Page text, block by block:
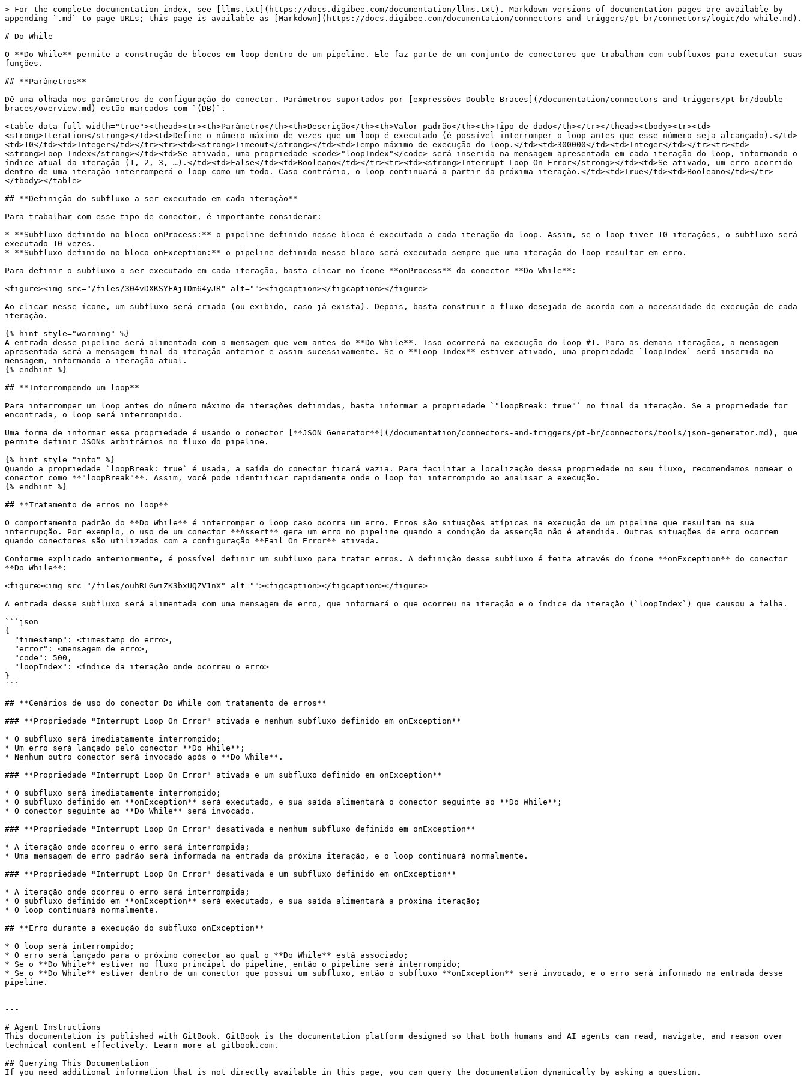
> For the complete documentation index, see [llms.txt](https://docs.digibee.com/documentation/llms.txt). Markdown versions of documentation pages are available by
appending `.md` to page URLs; this page is available as [Markdown](https://docs.digibee.com/documentation/connectors-and-triggers/pt-br/connectors/logic/do-while.md).
# Do While
O **Do While** permite a construção de blocos em loop dentro de um pipeline. Ele faz parte de um conjunto de conectores que trabalham com subfluxos para executar suas
funções.
## **Parâmetros**
Dê uma olhada nos parâmetros de configuração do conector. Parâmetros suportados por [expressões Double Braces](/documentation/connectors-and-triggers/pt-br/double-
braces/overview.md) estão marcados com `(DB)`.
<table data-full-width="true"><thead><tr><th>Parâmetro</th><th>Descrição</th><th>Valor padrão</th><th>Tipo de dado</th></tr></thead><tbody><tr><td>
<strong>Iteration</strong></td><td>Define o número máximo de vezes que um loop é executado (é possível interromper o loop antes que esse número seja alcançado).</td>
<td>10</td><td>Integer</td></tr><tr><td><strong>Timeout</strong></td><td>Tempo máximo de execução do loop.</td><td>300000</td><td>Integer</td></tr><tr><td>
<strong>Loop Index</strong></td><td>Se ativado, uma propriedade <code>"loopIndex"</code> será inserida na mensagem apresentada em cada iteração do loop, informando o
índice atual da iteração (1, 2, 3, …).</td><td>False</td><td>Booleano</td></tr><tr><td><strong>Interrupt Loop On Error</strong></td><td>Se ativado, um erro ocorrido
dentro de uma iteração interromperá o loop como um todo. Caso contrário, o loop continuará a partir da próxima iteração.</td><td>True</td><td>Booleano</td></tr>
</tbody></table>
## **Definição do subfluxo a ser executado em cada iteração**
Para trabalhar com esse tipo de conector, é importante considerar:
* **Subfluxo definido no bloco onProcess:** o pipeline definido nesse bloco é executado a cada iteração do loop. Assim, se o loop tiver 10 iterações, o subfluxo será
executado 10 vezes.
* **Subfluxo definido no bloco onException:** o pipeline definido nesse bloco será executado sempre que uma iteração do loop resultar em erro.
Para definir o subfluxo a ser executado em cada iteração, basta clicar no ícone **onProcess** do conector **Do While**:
<figure><img src="/files/304vDXKSYFAjIDm64yJR" alt=""><figcaption></figcaption></figure>
Ao clicar nesse ícone, um subfluxo será criado (ou exibido, caso já exista). Depois, basta construir o fluxo desejado de acordo com a necessidade de execução de cada
iteração.
{% hint style="warning" %}
A entrada desse pipeline será alimentada com a mensagem que vem antes do **Do While**. Isso ocorrerá na execução do loop #1. Para as demais iterações, a mensagem
apresentada será a mensagem final da iteração anterior e assim sucessivamente. Se o **Loop Index** estiver ativado, uma propriedade `loopIndex` será inserida na
mensagem, informando a iteração atual.
{% endhint %}
## **Interrompendo um loop**
Para interromper um loop antes do número máximo de iterações definidas, basta informar a propriedade `"loopBreak: true"` no final da iteração. Se a propriedade for
encontrada, o loop será interrompido.
Uma forma de informar essa propriedade é usando o conector [**JSON Generator**](/documentation/connectors-and-triggers/pt-br/connectors/tools/json-generator.md), que
permite definir JSONs arbitrários no fluxo do pipeline.
{% hint style="info" %}
Quando a propriedade `loopBreak: true` é usada, a saída do conector ficará vazia. Para facilitar a localização dessa propriedade no seu fluxo, recomendamos nomear o
conector como **"loopBreak"**. Assim, você pode identificar rapidamente onde o loop foi interrompido ao analisar a execução.
{% endhint %}
## **Tratamento de erros no loop**
O comportamento padrão do **Do While** é interromper o loop caso ocorra um erro. Erros são situações atípicas na execução de um pipeline que resultam na sua
interrupção. Por exemplo, o uso de um conector **Assert** gera um erro no pipeline quando a condição da asserção não é atendida. Outras situações de erro ocorrem
quando conectores são utilizados com a configuração **Fail On Error** ativada.
Conforme explicado anteriormente, é possível definir um subfluxo para tratar erros. A definição desse subfluxo é feita através do ícone **onException** do conector
**Do While**:
<figure><img src="/files/ouhRLGwiZK3bxUQZV1nX" alt=""><figcaption></figcaption></figure>
A entrada desse subfluxo será alimentada com uma mensagem de erro, que informará o que ocorreu na iteração e o índice da iteração (`loopIndex`) que causou a falha.
```json
{
}
```
## **Cenários de uso do conector Do While com tratamento de erros**
### **Propriedade "Interrupt Loop On Error" ativada e nenhum subfluxo definido em onException**
* O subfluxo será imediatamente interrompido;
* Um erro será lançado pelo conector **Do While**;
* Nenhum outro conector será invocado após o **Do While**.
### **Propriedade "Interrupt Loop On Error" ativada e um subfluxo definido em onException**
* O subfluxo será imediatamente interrompido;
* O subfluxo definido em **onException** será executado, e sua saída alimentará o conector seguinte ao **Do While**;
* O conector seguinte ao **Do While** será invocado.
### **Propriedade "Interrupt Loop On Error" desativada e nenhum subfluxo definido em onException**
* A iteração onde ocorreu o erro será interrompida;
* Uma mensagem de erro padrão será informada na entrada da próxima iteração, e o loop continuará normalmente.
### **Propriedade "Interrupt Loop On Error" desativada e um subfluxo definido em onException**
* A iteração onde ocorreu o erro será interrompida;
* O subfluxo definido em **onException** será executado, e sua saída alimentará a próxima iteração;
* O loop continuará normalmente.
## **Erro durante a execução do subfluxo onException**
* O loop será interrompido;
* O erro será lançado para o próximo conector ao qual o **Do While** está associado;
* Se o **Do While** estiver no fluxo principal do pipeline, então o pipeline será interrompido;
* Se o **Do While** estiver dentro de um conector que possui um subfluxo, então o subfluxo **onException** será invocado, e o erro será informado na entrada desse
pipeline.
---
# Agent Instructions
This documentation is published with GitBook. GitBook is the documentation platform designed so that both humans and AI agents can read, navigate, and reason over
technical content effectively. Learn more at gitbook.com.
## Querying This Documentation
If you need additional information that is not directly available in this page, you can query the documentation dynamically by asking a question.